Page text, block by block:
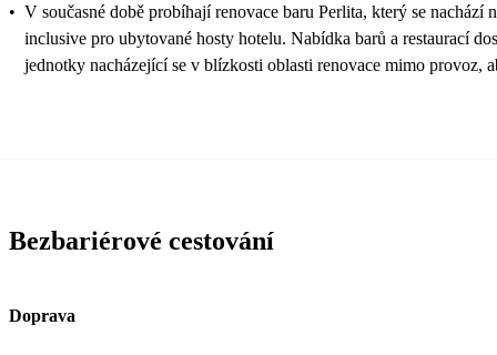
• V současné době probíhají renovace baru Perlita, který se
inclusive pro ubytované hosty hotelu. Nabídka barů a restaurací
jednotky nacházející se v blízkosti oblasti renovace mimo provoz,
Bezbariérové cestování
Doprava